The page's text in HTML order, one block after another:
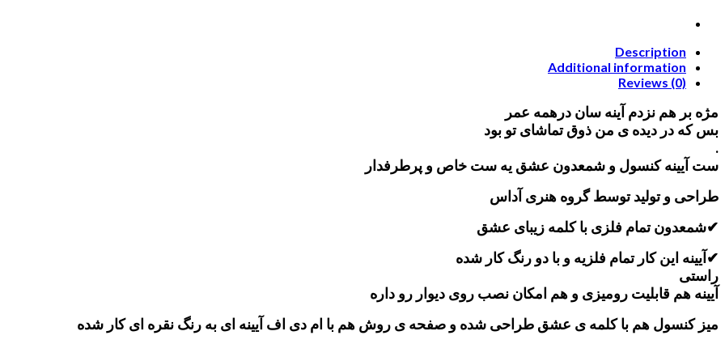
Description
Additional information
Reviews (0)
مژه بر هم نزدم آینه سان درهمه عمر
بس که در دیده ی من ذوق تماشای تو بود
.
ست آیینه کنسول و شمعدون عشق یه ست خاص و پرطرفدار
طراحی و تولید توسط گروه هنری آداس
✔شمعدون تمام فلزی با کلمه زیبای عشق
✔آیینه این کار تمام فلزیه و با دو رنگ کار شده
راستی
آیینه هم قابلیت رومیزی و هم امکان نصب روی دیوار رو داره
میز کنسول هم با کلمه ی عشق طراحی شده و صفحه ی روش هم با ام دی اف آیینه ای به رنگ نقره ای کار شده